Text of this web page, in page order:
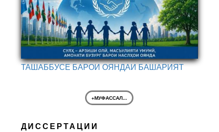
ТАШАББУСЕ БАРОИ ОЯНДАИ БАШАРИЯТ
+МУФАССАЛ...
ДИССЕРТАЦИИ